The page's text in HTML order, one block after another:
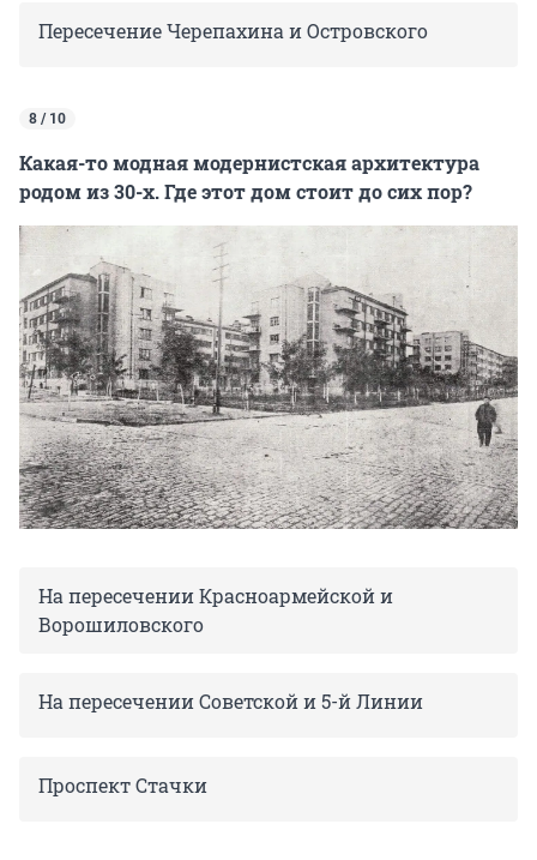
Пересечение Черепахина и Островского
8 / 10
Какая-то модная модернистская архитектура
родом из 30-х. Где этот дом стоит до сих пор?
На пересечении Красноармейской и
Ворошиловского
На пересечении Советской и 5-й Линии
Проспект Стачки